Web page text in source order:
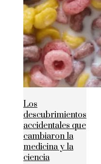
Los
descubrimientos
accidentales que
cambiaron la
medicina y la
ciencia